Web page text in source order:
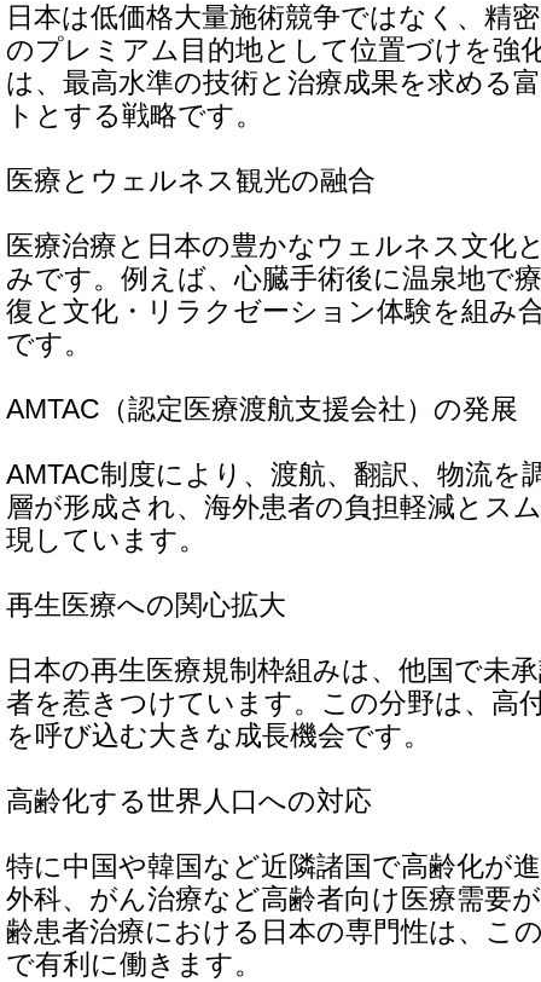
日本は低価格大量施術競争ではなく、精
のプレミアム目的地として位置づけを強
は、最高水準の技術と治療成果を求める
トとする戦略です。
医療とウェルネス観光の融合
医療治療と日本の豊かなウェルネス文化
みです。例えば、心臓手術後に温泉地で
復と文化・リラクゼーション体験を組み
です。
AMTAC（認定医療渡航支援会社）の発展
AMTAC制度により、渡航、翻訳、物流を
層が形成され、海外患者の負担軽減とス
現しています。
再生医療への関心拡大
日本の再生医療規制枠組みは、他国で未
者を惹きつけています。この分野は、高
を呼び込む大きな成長機会です。
高齢化する世界人口への対応
特に中国や韓国など近隣諸国で高齢化が
外科、がん治療など高齢者向け医療需要
齢患者治療における日本の専門性は、こ
で有利に働きます。